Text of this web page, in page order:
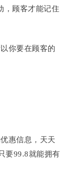
，顾客才能记住
你要在顾客的
惠信息，天天
要99.8就能拥有